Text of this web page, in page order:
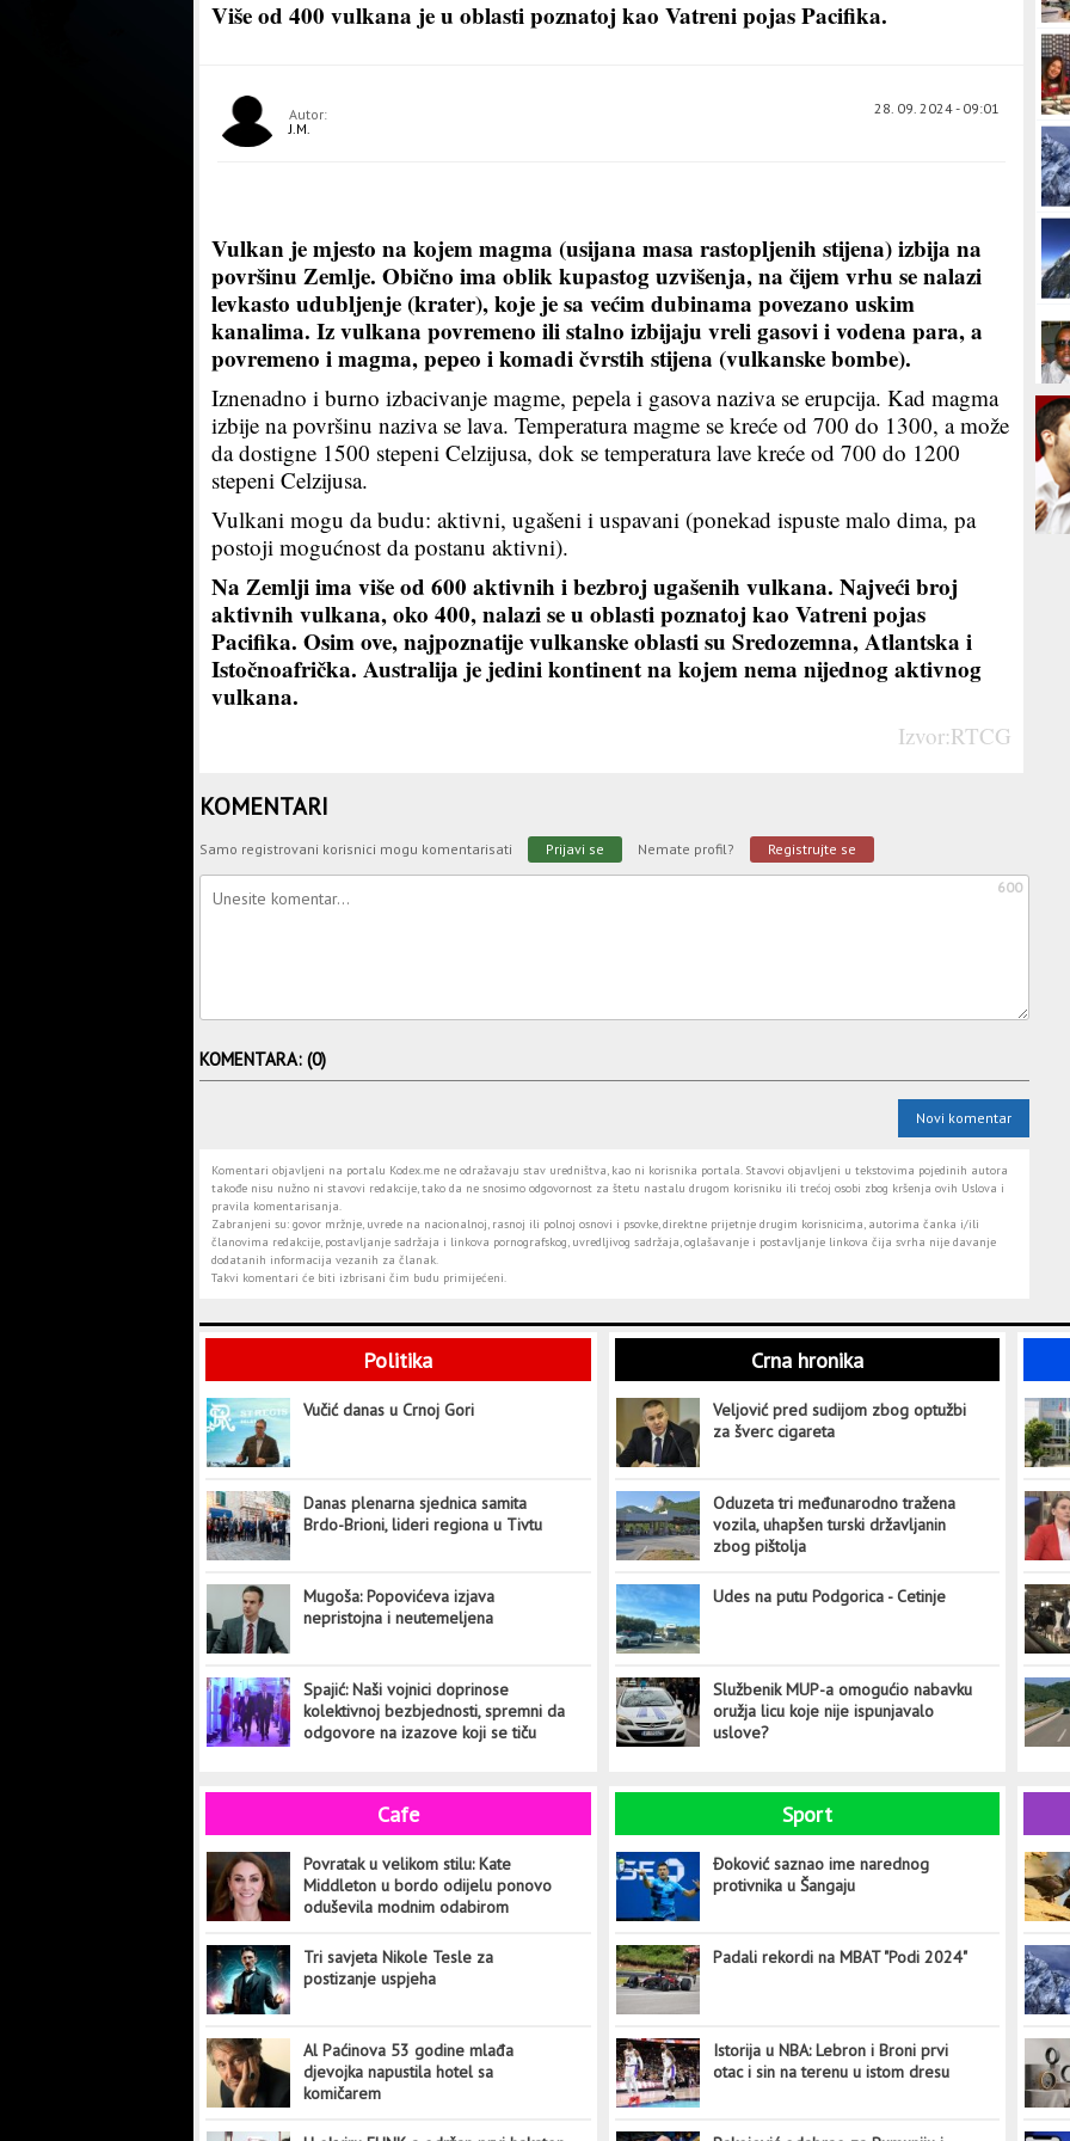
Više od 400 vulkana je u oblasti poznatoj kao Vatreni pojas Pacifika.
28. 09. 2024 - 09:01
Autor:
J.M.
Vulkan je mjesto na kojem magma (usijana masa rastopljenih stijena) izbija na
površinu Zemlje. Obično ima oblik kupastog uzvišenja, na čijem vrhu se nalazi
levkasto udubljenje (krater), koje je sa većim dubinama povezano uskim
kanalima. Iz vulkana povremeno ili stalno izbijaju vreli gasovi i vodena para, a
povremeno i magma, pepeo i komadi čvrstih stijena (vulkanske bombe).
Iznenadno i burno izbacivanje magme, pepela i gasova naziva se erupcija. Kad magma
izbije na površinu naziva se lava. Temperatura magme se kreće od 700 do 1300, a može
da dostigne 1500 stepeni Celzijusa, dok se temperatura lave kreće od 700 do 1200
stepeni Celzijusa.
Vulkani mogu da budu: aktivni, ugašeni i uspavani (ponekad ispuste malo dima, pa
postoji mogućnost da postanu aktivni).
Na Zemlji ima više od 600 aktivnih i bezbroj ugašenih vulkana. Najveći broj
aktivnih vulkana, oko 400, nalazi se u oblasti poznatoj kao Vatreni pojas
Pacifika. Osim ove, najpoznatije vulkanske oblasti su Sredozemna, Atlantska i
Istočnoafrička. Australija je jedini kontinent na kojem nema nijednog aktivnog
vulkana.
Izvor:RTCG
KOMENTARI
Samo registrovani korisnici mogu komentarisati Prijavi se Nemate profil? Registrujte se
600
KOMENTARA: (0)
Novi komentar
Komentari objavljeni na portalu Kodex.me ne odražavaju stav uredništva, kao ni korisnika portala. Stavovi objavljeni u tekstovima pojedinih autora
takođe nisu nužno ni stavovi redakcije, tako da ne snosimo odgovornost za štetu nastalu drugom korisniku ili trećoj osobi zbog kršenja ovih Uslova i
pravila komentarisanja.
Zabranjeni su: govor mržnje, uvrede na nacionalnoj, rasnoj ili polnoj osnovi i psovke, direktne prijetnje drugim korisnicima, autorima čanka i/ili
članovima redakcije, postavljanje sadržaja i linkova pornografskog, uvredljivog sadržaja, oglašavanje i postavljanje linkova čija svrha nije davanje
dodatanih informacija vezanih za članak.
Takvi komentari će biti izbrisani čim budu primijećeni.
Politika
Vučić danas u Crnoj Gori
Danas plenarna sjednica samita
Brdo-Brioni, lideri regiona u Tivtu
Mugoša: Popovićeva izjava
nepristojna i neutemeljena
Spajić: Naši vojnici doprinose
kolektivnoj bezbjednosti, spremni da
odgovore na izazove koji se tiču
Crna hronika
Veljović pred sudijom zbog optužbi
za šverc cigareta
Oduzeta tri međunarodno tražena
vozila, uhapšen turski državljanin
zbog pištolja
Udes na putu Podgorica - Cetinje
Službenik MUP-a omogućio nabavku
oružja licu koje nije ispunjavalo
uslove?
Cafe
Povratak u velikom stilu: Kate
Middleton u bordo odijelu ponovo
oduševila modnim odabirom
Tri savjeta Nikole Tesle za
postizanje uspjeha
Al Paćinova 53 godine mlađa
djevojka napustila hotel sa
komičarem
Sport
Đoković saznao ime narednog
protivnika u Šangaju
Padali rekordi na MBAT "Podi 2024"
Istorija u NBA: Lebron i Broni prvi
otac i sin na terenu u istom dresu